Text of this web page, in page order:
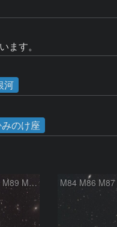
ます。
河
のけ座
M58 M84 M86 M87 M89 M90 マルカリアンの銀河鎖 おとめ座 かみのけ座